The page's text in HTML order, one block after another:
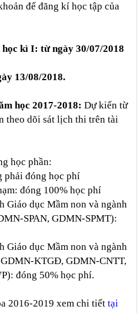
để đăng kí học tập của
kì I: từ ngày 30/07/2018
13/08/2018.
học 2017-2018: Dự kiến từ
theo dõi sát lịch thi trên tài
học phần:
phải đóng học phí
đóng 100% học phí
Giáo dục Mầm non và ngành
SPAN, GDMN-SPMT):
Giáo dục Mầm non và ngành
KTGĐ, GDMN-CNTT,
đóng 50% học phí.
2016-2019 xem chi tiết tại